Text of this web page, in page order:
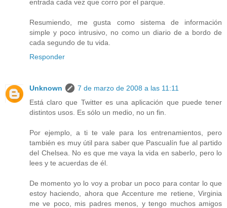
entrada cada vez que corro por el parque.
Resumiendo, me gusta como sistema de información
simple y poco intrusivo, no como un diario de a bordo de
cada segundo de tu vida.
Responder
Unknown
7 de marzo de 2008 a las 11:11
Está claro que Twitter es una aplicación que puede tener
distintos usos. Es sólo un medio, no un fin.
Por ejemplo, a ti te vale para los entrenamientos, pero
también es muy útil para saber que Pascualín fue al partido
del Chelsea. No es que me vaya la vida en saberlo, pero lo
lees y te acuerdas de él.
De momento yo lo voy a probar un poco para contar lo que
estoy haciendo, ahora que Accenture me retiene, Virginia
me ve poco, mis padres menos, y tengo muchos amigos